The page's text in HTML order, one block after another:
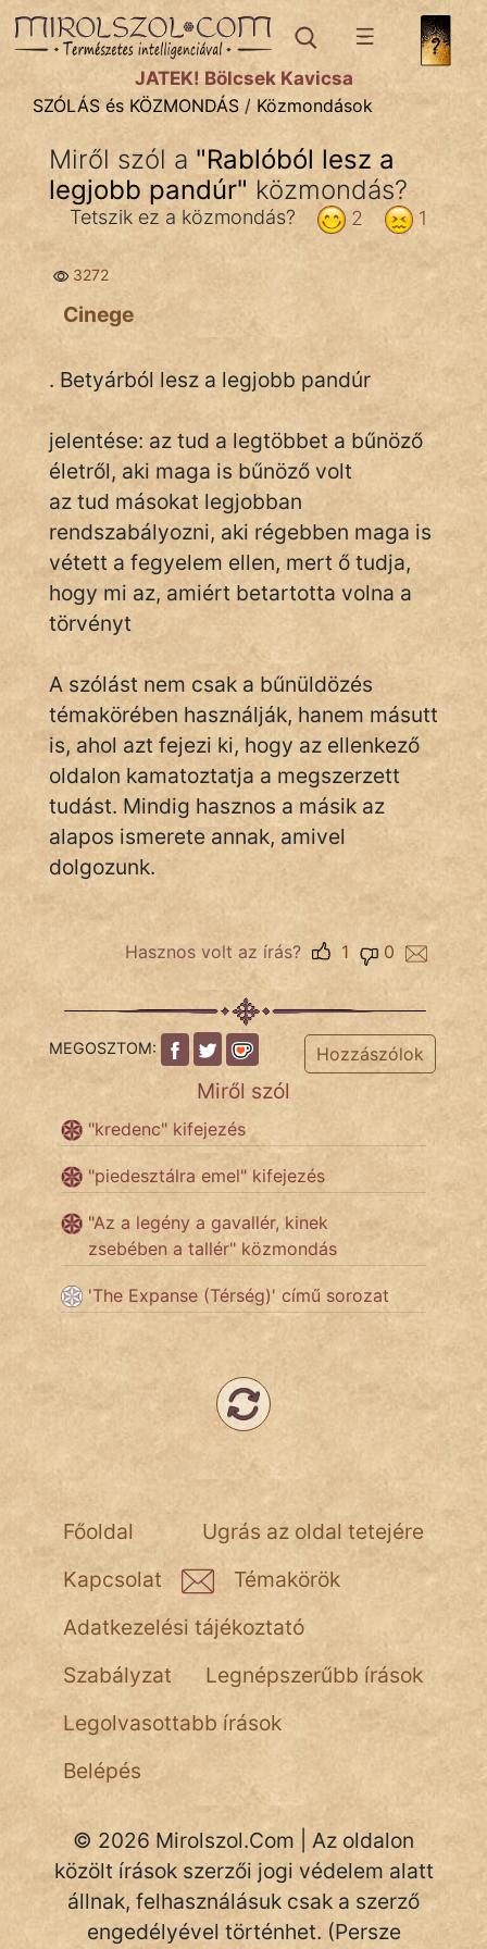
SZÓLÁS ÉS KÖZMONDÁStémák:
Bibliai
Közmondások
Szállóigék
Szóláscsoportok
Szólások
Tréfás
IRODALOM
SZÓLÁS
PSZICHO
ZENE
FILM
ÉLETMÓD
Népszerű szerzőink:
fantom
Hunor
Jób Gedeon
Láron Ádám
vörös ördög
NapHold
Név nélkül
pszichopati
szegény legény
Hoffer Botond
szemfüles
JÁTÉK! Bölcsek Kavicsa
SZÓLÁS és KÖZMONDÁS / Közmondások
Miről szól a "Rablóból lesz a
legjobb pandúr" közmondás?
1
2
Tetszik ez a közmondás?
3272
Cinege
. Betyárból lesz a legjobb pandúr
jelentése: az tud a legtöbbet a bűnöző
életről, aki maga is bűnöző volt
az tud másokat legjobban
rendszabályozni, aki régebben maga is
vétett a fegyelem ellen, mert ő tudja,
hogy mi az, amiért betartotta volna a
törvényt
A szólást nem csak a bűnüldözés
témakörében használják, hanem másutt
is, ahol azt fejezi ki, hogy az ellenkező
oldalon kamatoztatja a megszerzett
tudást. Mindig hasznos a másik az
alapos ismerete annak, amivel
dolgozunk.
Hasznos volt az írás? 0
1
MEGOSZTOM: Hozzászólok
Miről szól
"kredenc" kifejezés
"piedesztálra emel" kifejezés
"Az a legény a gavallér, kinek
zsebében a tallér" közmondás
'The Expanse (Térség)' című sorozat
Ugrás az oldal tetejére
Főoldal
Kapcsolat
Témakörök
Adatkezelési tájékoztató
Szabályzat
Legnépszerűbb írások
Legolvasottabb írások
Belépés
© 2026 Mirolszol.Com | Az oldalon
közölt írások szerzői jogi védelem alatt
állnak, felhasználásuk csak a szerző
engedélyével történhet. (Persze